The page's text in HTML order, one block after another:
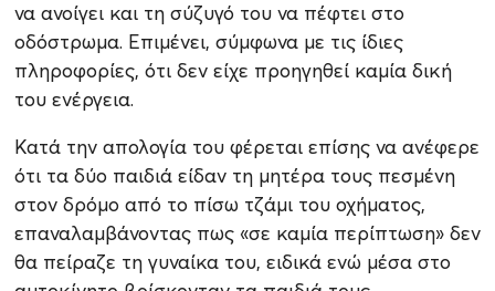
να ανοίγει και τη σύζυγό του να πέφτει στο
οδόστρωμα. Επιμένει, σύμφωνα με τις ίδιες
πληροφορίες, ότι δεν είχε προηγηθεί καμία δική
του ενέργεια.
Κατά την απολογία του φέρεται επίσης να ανέφερε
ότι τα δύο παιδιά είδαν τη μητέρα τους πεσμένη
στον δρόμο από το πίσω τζάμι του οχήματος,
επαναλαμβάνοντας πως «σε καμία περίπτωση» δεν
θα πείραζε τη γυναίκα του, ειδικά ενώ μέσα στο